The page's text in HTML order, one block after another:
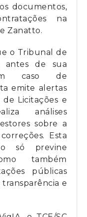
documentos,
na
Zanatto.
o Tribunal de
antes de sua
caso de
emite alertas
Licitações e
análises
sobre a
Esta
só previne
também
públicas
transparência e